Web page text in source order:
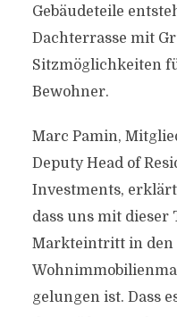
Gebäudeteile
Dachterrasse mit
Sitzmöglichkeiten
Bewohner.
Marc Pamin,
Deputy Head of
Investments,
dass uns mit dieser
Markteintritt in den
gelungen ist. Dass